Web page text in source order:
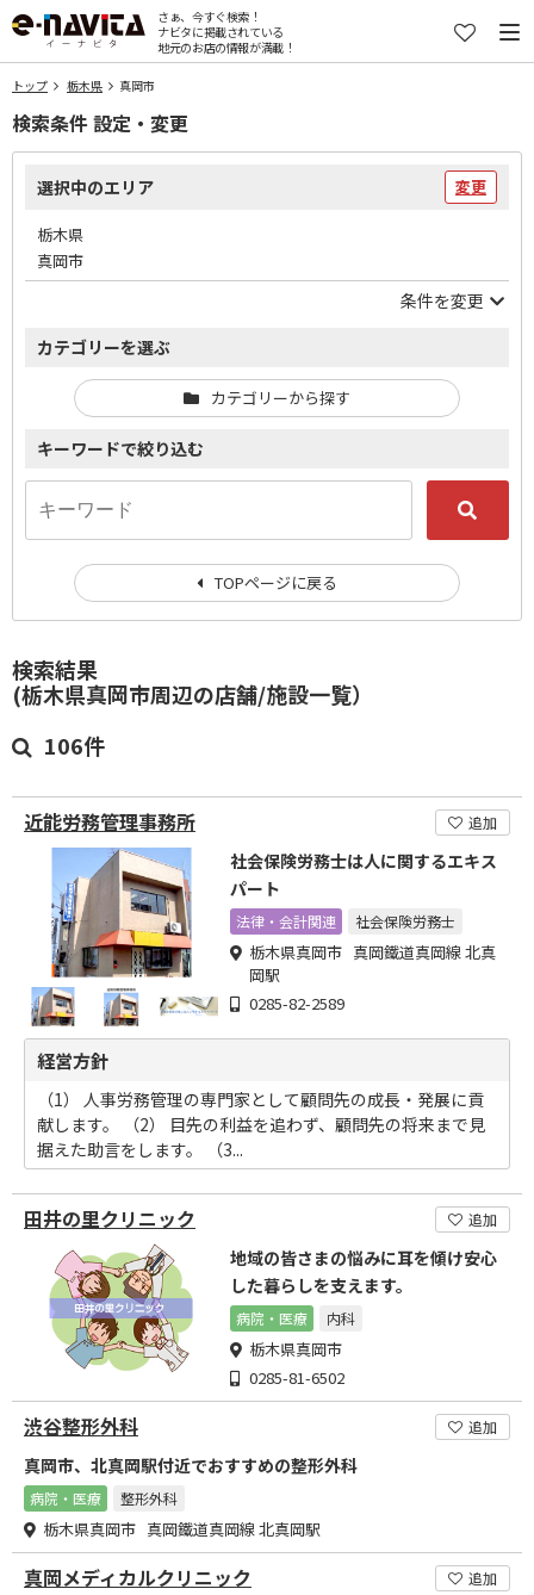
さぁ、今すぐ検索！
ナビタに掲載されている
地元のお店の情報が満載！
トップ 栃木県 真岡市
検索結果
(栃木県真岡市周辺の店舗/施設一覧）
106件
近能労務管理事務所 追加
社会保険労務士は人に関するエキス
パート
法律・会計関連 社会保険労務士
栃木県真岡市 真岡鐵道真岡線 北真
岡駅
0285-82-2589
経営方針
（1） 人事労務管理の専門家として顧問先の成長・発展に貢
献します。 （2） 目先の利益を追わず、顧問先の将来まで見
据えた助言をします。 （3...
田井の里クリニック 追加
地域の皆さまの悩みに耳を傾け安心
した暮らしを支えます。
病院・医療 内科
栃木県真岡市
0285-81-6502
渋谷整形外科 追加
真岡市、北真岡駅付近でおすすめの整形外科
病院・医療 整形外科
栃木県真岡市 真岡鐵道真岡線 北真岡駅
真岡メディカルクリニック 追加
検索条件 設定・変更
選択中のエリア 変更
栃木県
真岡市
条件を変更
カテゴリーを選ぶ
カテゴリーから探す
キーワードで絞り込む
TOPページに戻る